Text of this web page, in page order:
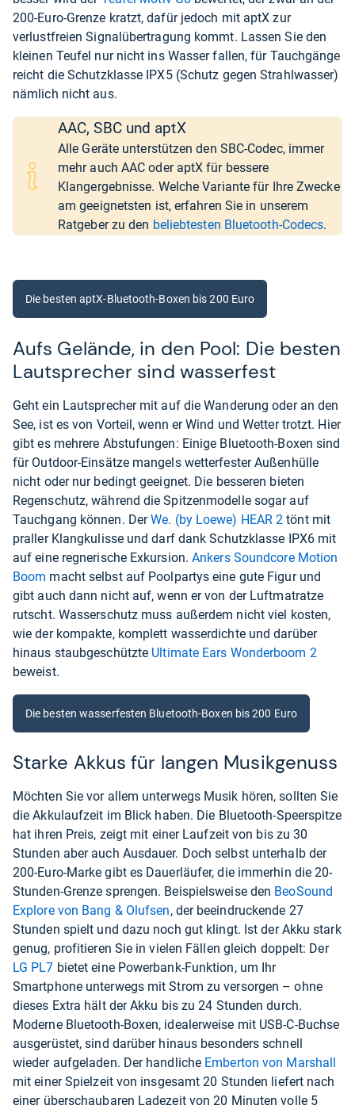
200-Euro-Grenze kratzt, dafür jedoch mit aptX zur
verlustfreien Signalübertragung kommt. Lassen Sie den
kleinen Teufel nur nicht ins Wasser fallen, für Tauchgänge
reicht die Schutzklasse IPX5 (Schutz gegen Strahlwasser)
nämlich nicht aus.
AAC, SBC und aptX
Alle Geräte unterstützen den SBC-Codec, immer
mehr auch AAC oder aptX für bessere
Klangergebnisse. Welche Variante für Ihre Zwecke
am geeignetsten ist, erfahren Sie in unserem
Ratgeber zu den beliebtesten Bluetooth-Codecs.
Die besten aptX-Bluetooth-Boxen bis 200 Euro
Aufs Gelände, in den Pool: Die besten
Lautsprecher sind wasserfest
Geht ein Lautsprecher mit auf die Wanderung oder an den
See, ist es von Vorteil, wenn er Wind und Wetter trotzt. Hier
gibt es mehrere Abstufungen: Einige Bluetooth-Boxen sind
für Outdoor-Einsätze mangels wetterfester Außenhülle
nicht oder nur bedingt geeignet. Die besseren bieten
Regenschutz, während die Spitzenmodelle sogar auf
Tauchgang können. DerWe. (by Loewe) HEAR 2 tönt mit
praller Klangkulisse und darf dank Schutzklasse IPX6 mit
auf eine regnerische Exkursion.Ankers Soundcore Motion
Boom macht selbst auf Poolpartys eine gute Figur und
gibt auch dann nicht auf, wenn er von der Luftmatratze
rutscht. Wasserschutz muss außerdem nicht viel kosten,
wie der kompakte, komplett wasserdichte und darüber
hinaus staubgeschützte Ultimate Ears Wonderboom 2
beweist.
Die besten wasserfesten Bluetooth-Boxen bis 200 Euro
Starke Akkus für langen Musikgenuss
Möchten Sie vor allem unterwegs Musik hören, sollten Sie
die Akkulaufzeit im Blick haben. Die Bluetooth-Speerspitze
hat ihren Preis, zeigt mit einer Laufzeit von bis zu 30
Stunden aber auch Ausdauer. Doch selbst unterhalb der
200-Euro-Marke gibt es Dauerläufer, die immerhin die 20-
Stunden-Grenze sprengen. Beispielsweise den BeoSound
Explore von Bang & Olufsen, der beeindruckende 27
Stunden spielt und dazu noch gut klingt. Ist der Akku stark
genug, profitieren Sie in vielen Fällen gleich doppelt: Der
LG PL7 bietet eine Powerbank-Funktion, um Ihr
Smartphone unterwegs mit Strom zu versorgen – ohne
dieses Extra hält der Akku bis zu 24 Stunden durch.
Moderne Bluetooth-Boxen, idealerweise mit USB-C-Buchse
ausgerüstet, sind darüber hinaus besonders schnell
wieder aufgeladen. Der handliche Emberton von Marshall
mit einer Spielzeit von insgesamt 20 Stunden liefert nach
einer überschaubaren Ladezeit von 20 Minuten volle 5